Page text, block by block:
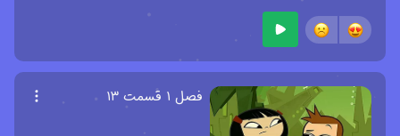
فصل ۱ قسمت ۱۳